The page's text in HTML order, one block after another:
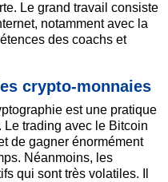
Le grand travail consiste
notamment avec la
des coachs et
crypto-monnaies
est une pratique
trading avec le Bitcoin
de gagner énormément
Néanmoins, les
qui sont très volatiles. Il